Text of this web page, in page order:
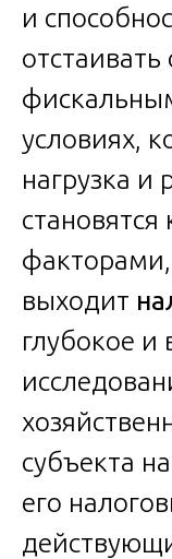
и
условиях,
нагрузка и
выходит
глубокое и
субъекта
его